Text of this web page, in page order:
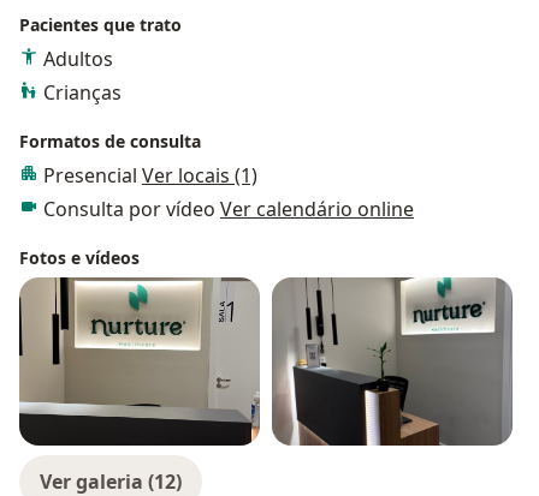
Pacientes que trato
Adultos
Crianças
Formatos de consulta
Presencial Ver locais (1)
Consulta por vídeo Ver calendário online
Fotos e vídeos
Ver galeria (12)